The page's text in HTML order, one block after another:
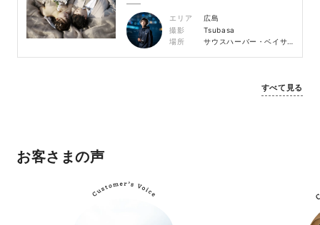
エリア
広島
撮影
Tsubasa
場所
サウスハーバー・ベイサイドビーチ坂
すべて見る
お客さまの声